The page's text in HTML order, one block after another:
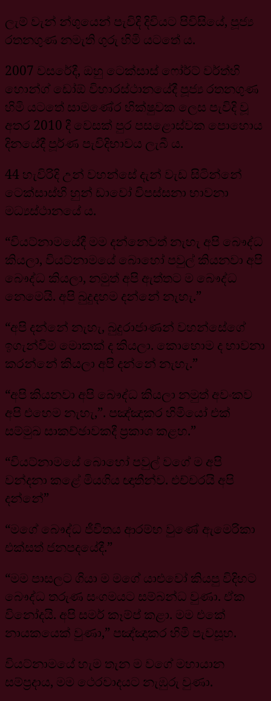
ලැම් වැන් න්ගුයෙන් පැවිදි දිවියට පිවිසියේ, පූජ්‍ය
රතනගුණ නමැති ගුරු හිමි යටතේ ය.
2007 වසරේදී, ඔහු ටෙක්සාස් ෆෝර්ට් වර්ත්හි
හොන්ග් ඩෝඕ විහාරස්ථානයේදී පූජ්‍ය රතනගුණ
හිමි යටතේ සාමණේර භික්ෂුවක ලෙස පැවිදි වූ
අතර 2010 දී වෙසක් පුර පසළොස්වක පොහොය
දිනයේදී පූර්ණ පැවිදිභාවය ලැබී ය.
44 හැවිරිදි උන් වහන්සේ දැන් වැඩ සිටින්නේ
ටෙක්සාස්හි හුන් ඩාවෝ විපස්සනා භාවනා
මධ්‍යස්ථානයේ ය.
“වියට්නාමයේදී මම දන්නෙවත් නැහැ අපි බෞද්ධ
කියලා, වියට්නාමයේ බොහෝ පවුල් කියනවා අපි
බෞද්ධ කියලා, නමුත් අපි ඇත්තට ම බෞද්ධ
නෙමෙයි. අපි බුදුදහම දන්නේ නැහැ.”
“අපි දන්නේ නැහැ, බුදුරාජාණන් වහන්සේගේ
ඉගැන්වීම මොකක් ද කියලා. කොහොම ද භාවනා
කරන්නේ කියලා අපි දන්නේ නැහැ.”
“අපි කියනවා අපි බෞද්ධ කියලා නමුත් අවංකව
අපි එහෙම නැහැ,”. පඤ්ඤාකර හිමියෝ එක්
සම්මුඛ සාකච්ඡාවකදී ප්‍රකාශ කළහ.”
“වියට්නාමයේ බොහෝ පවුල් වගේ ම අපි
වන්දනා කළේ මියගිය ඥාතීන්ව. එච්චරයි අපි
දන්නේ”
“මගේ බෞද්ධ ජීවිතය ආරම්භ වුණේ ඇමෙරිකා
එක්සත් ජනපදයේදී.”
“මම පාසලට ගියා ම මගේ යාළුවෝ කියපු විදිහට
බෞද්ධ තරුණ සංගමයට සම්බන්ධ වුණා. ඒක
විනෝදයි. අපි සමර් කෑම්ප් කළා. මම එකේ
නායකයෙක් වුණා,” පඤ්ඤාකර හිමි පැවසූහ.
වියට්නාමයේ හැම තැන ම වගේ මහායාන
සම්ප්‍රදාය, මම ථෙරවාදයට නැඹුරු වුණා.